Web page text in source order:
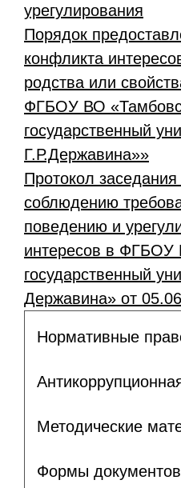
урегулирования
Порядок
конфликта
родства или
ФГБОУ ВО
государственный
Г.Р.Державина»»
Протокол
соблюдению
поведению и
интересов в ФГБОУ
государственный
Державина» от
Нормативные
Методические
Формы документов